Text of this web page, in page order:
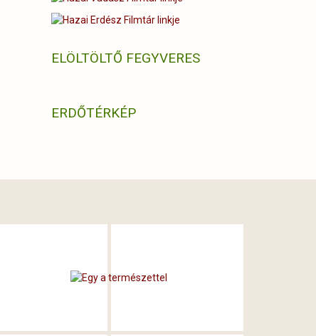
ELÖLTÖLTŐ FEGYVERES
ERDŐTÉRKÉP